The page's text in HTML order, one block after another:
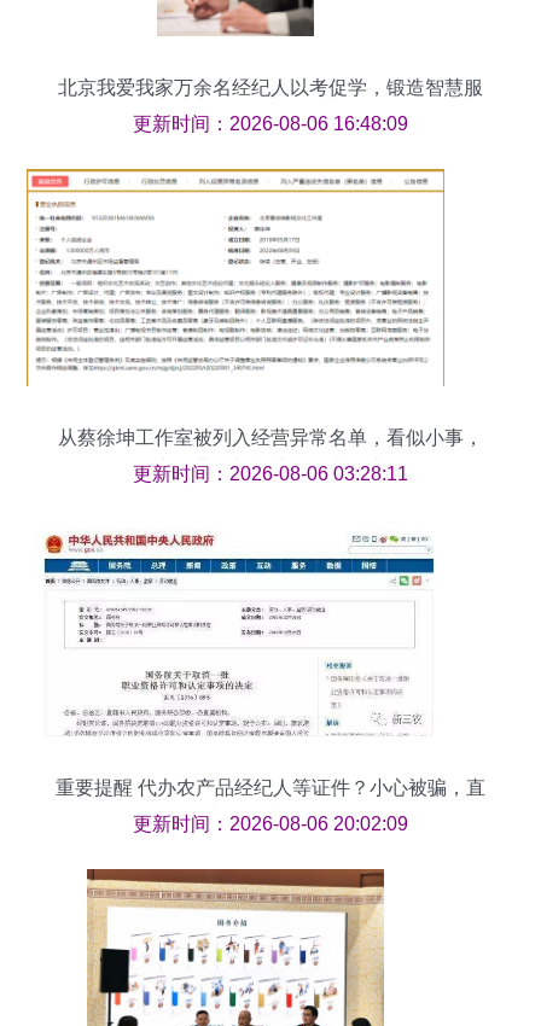
北京我爱我家万余名经纪人以考促学，锻造智慧服
务铁军
更新时间：2026-08-06 16:48:09
从蔡徐坤工作室被列入经营异常名单，看似小事，
实则蕴含长期营运巨大隐患
更新时间：2026-08-06 03:28:11
重要提醒 代办农产品经纪人等证件？小心被骗，直
接报警才是正道
更新时间：2026-08-06 20:02:09